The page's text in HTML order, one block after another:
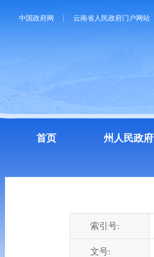
中国政府网 云南省人民政府门户网站
首页 州人民政府
索引号:
文号: